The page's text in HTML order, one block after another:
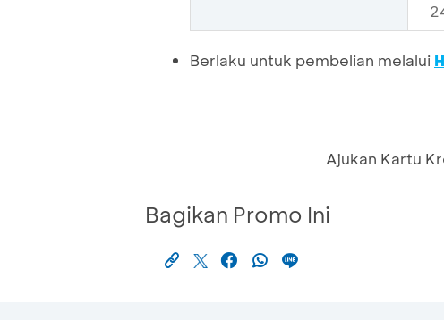
Berlaku untuk pembelian melalui
Ajukan Kartu
Bagikan Promo Ini